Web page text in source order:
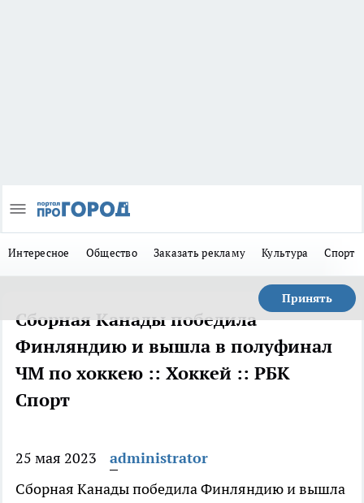
Интересное Общество Заказать рекламу Культура Спорт
Принять
Сборная Канады победила
Финляндию и вышла в полуфинал
ЧМ по хоккею :: Хоккей :: РБК
Спорт
25 мая 2023
administrator
Сборная Канады победила Финляндию и вышла